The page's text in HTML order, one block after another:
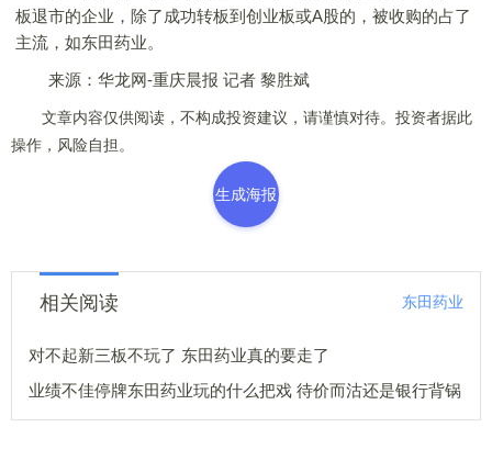
板退市的企业，除了成功转板到创业板或A股的，被收购的占了
主流，如东田药业。
来源：华龙网-重庆晨报 记者 黎胜斌
文章内容仅供阅读，不构成投资建议，请谨慎对待。投资者据此
操作，风险自担。
生成海报
相关阅读 东田药业
对不起新三板不玩了 东田药业真的要走了
业绩不佳停牌东田药业玩的什么把戏 待价而沽还是银行背锅